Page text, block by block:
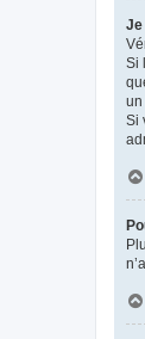
Je
Si
un
Si